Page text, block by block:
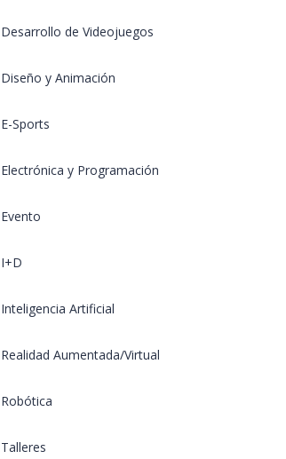
Desarrollo de Videojuegos
Diseño y Animación
E-Sports
Electrónica y Programación
Evento
I+D
Inteligencia Artificial
Realidad Aumentada/Virtual
Robótica
Talleres